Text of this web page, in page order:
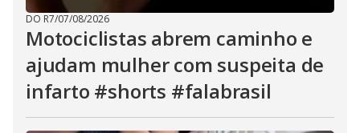
DO R7/07/08/2026
Motociclistas abrem caminho e
ajudam mulher com suspeita de
infarto #shorts #falabrasil